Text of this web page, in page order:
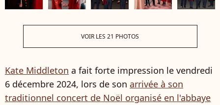
VOIR LES 21 PHOTOS
Kate Middleton a fait forte impression le vendredi
6 décembre 2024, lors de son arrivée à son
traditionnel concert de Noël organisé en l'abbaye